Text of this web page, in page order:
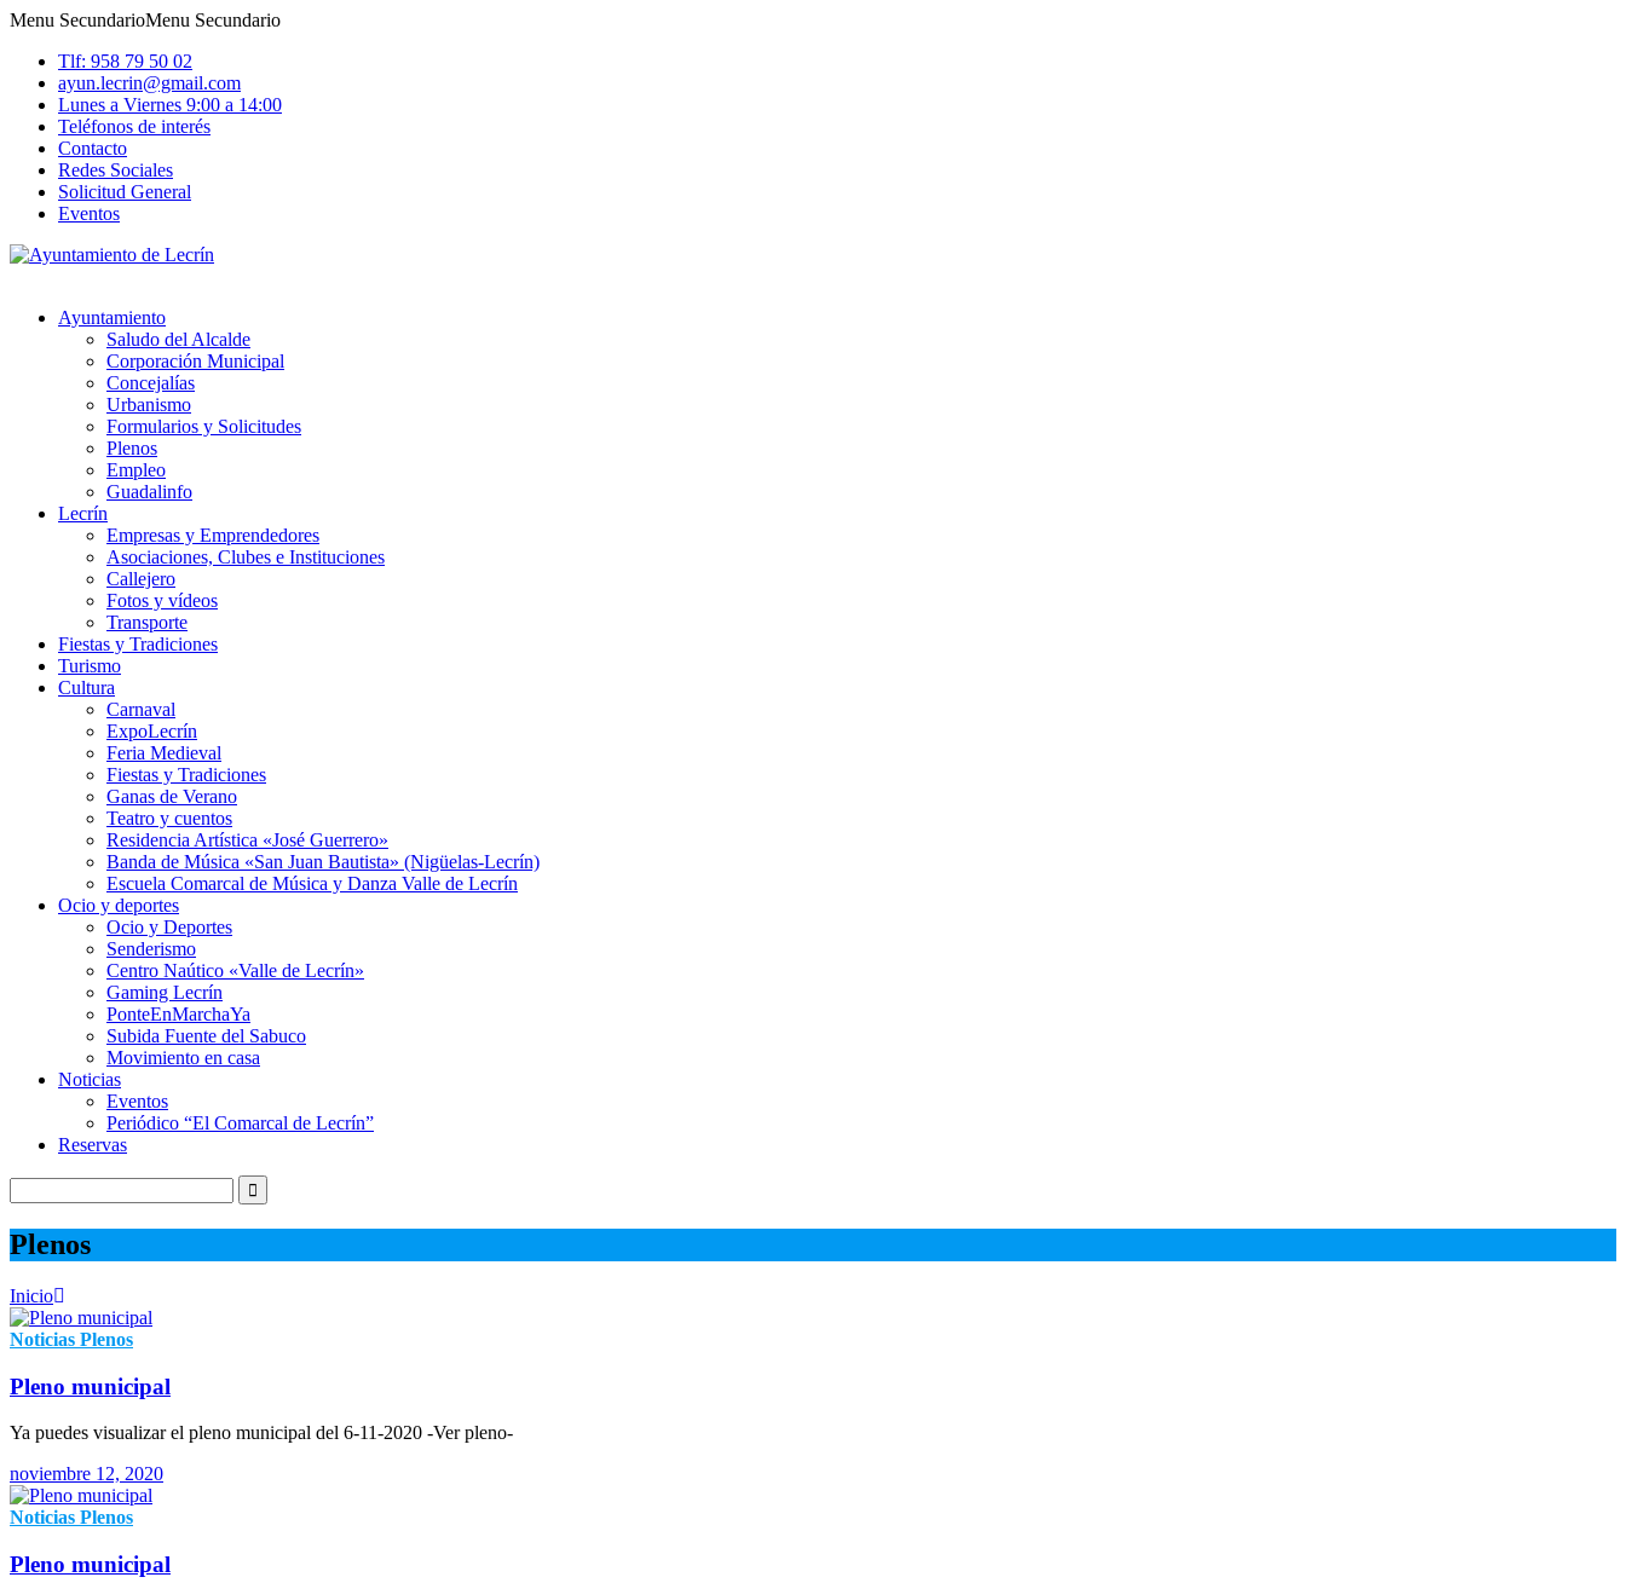
Menu SecundarioMenu Secundario
Tlf: 958 79 50 02
ayun.lecrin@gmail.com
Lunes a Viernes 9:00 a 14:00
Teléfonos de interés
Contacto
Redes Sociales
Solicitud General
Eventos
Ayuntamiento
Saludo del Alcalde
Corporación Municipal
Concejalías
Urbanismo
Formularios y Solicitudes
Plenos
Empleo
Guadalinfo
Lecrín
Empresas y Emprendedores
Asociaciones, Clubes e Instituciones
Callejero
Fotos y vídeos
Transporte
Fiestas y Tradiciones
Turismo
Cultura
Carnaval
ExpoLecrín
Feria Medieval
Fiestas y Tradiciones
Ganas de Verano
Teatro y cuentos
Residencia Artística «José Guerrero»
Banda de Música «San Juan Bautista» (Nigüelas-Lecrín)
Escuela Comarcal de Música y Danza Valle de Lecrín
Ocio y deportes
Ocio y Deportes
Senderismo
Centro Naútico «Valle de Lecrín»
Gaming Lecrín
PonteEnMarchaYa
Subida Fuente del Sabuco
Movimiento en casa
Noticias
Eventos
Periódico “El Comarcal de Lecrín”
Reservas
Plenos
Inicio
Noticias Plenos
Pleno municipal
Ya puedes visualizar el pleno municipal del 6-11-2020 -Ver pleno-
noviembre 12, 2020
Noticias Plenos
Pleno municipal